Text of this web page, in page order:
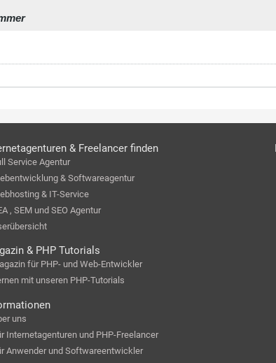
& Freelancer finden
Service Agentur
& Softwareagentur
& IT-Service
, SEM und SEO Agentur
& PHP Tutorials
für PHP- und Web-Entwickler
mit unseren PHP-Tutorials
uns
Internetagenturen und PHP-Freelancer
Anwender und Softwareentwickler